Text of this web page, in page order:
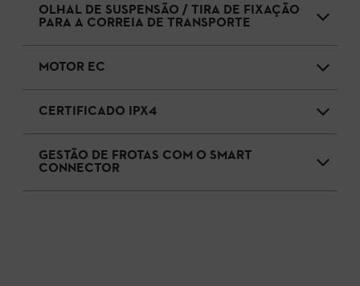
OLHAL DE SUSPENSÃO / TIRA DE FIXAÇÃO
PARA A CORREIA DE TRANSPORTE
MOTOR EC
CERTIFICADO IPX4
GESTÃO DE FROTAS COM O SMART
CONNECTOR